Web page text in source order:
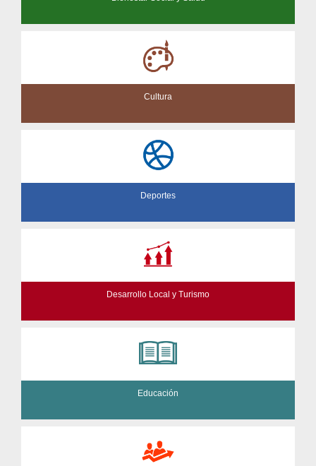
Cultura
Deportes
Desarrollo Local y Turismo
Educación